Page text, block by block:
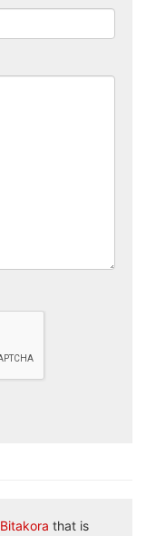
Bitakora that is